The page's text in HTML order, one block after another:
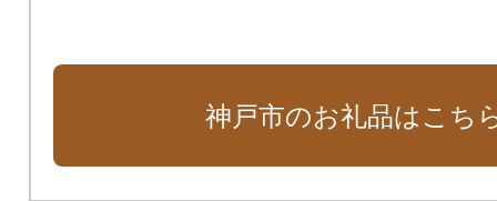
神戸市のお礼品はこち